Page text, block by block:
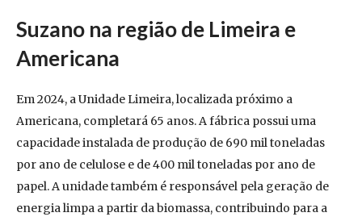
Suzano na região de Limeira e
Americana
Em 2024, a Unidade Limeira, localizada próximo a
Americana, completará 65 anos. A fábrica possui uma
capacidade instalada de produção de 690 mil toneladas
por ano de celulose e de 400 mil toneladas por ano de
papel. A unidade também é responsável pela geração de
energia limpa a partir da biomassa, contribuindo para a